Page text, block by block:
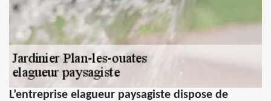
L’entreprise elagueur paysagiste dispose de